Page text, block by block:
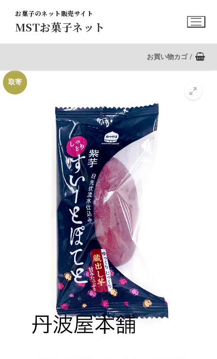
ス
キ
MSTお菓子ネット
お菓子のネット販売サイト
お買い物カゴ /
取寄